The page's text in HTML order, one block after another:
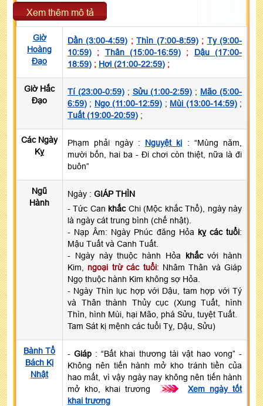
Xem thêm mô tả
Giờ
Hoàng
Đạo
Dần (3:00-4:59) ;Thìn (7:00-8:59); Tỵ (9:00-
10:59) ; Thân (15:00-16:59) ; Dậu (17:00-
18:59) ; Hợi (21:00-22:59) ;
Giờ Hắc
Đạo
Tí (23:00-0:59); Sửu (1:00-2:59) ; Mão (5:00-
6:59) ; Ngọ (11:00-12:59) ; Mùi (13:00-14:59);
Tuất (19:00-20:59) ;
Các Ngày
Kỵ
Phạm phải ngày : Nguyệt kị : “Mùng năm,
mười bốn, hai ba - Đi chơi còn thiệt, nữa là đi
buôn”
Ngũ
Hành
Ngày : GIÁP THÌN
- Tức Can khắcChi (Mộc khắc Thổ), ngày này
là ngày cát trung bình (chế nhật).
- Nạp Âm: Ngày Phúc đăng Hỏa kỵ các tuổi:
Mậu Tuất và Canh Tuất.
- Ngày này thuộc hành Hỏa khắcvới hành
Kim, ngoại trừ các tuổi: Nhâm Thân và Giáp
Ngọ thuộc hành Kim không sợ Hỏa.
- Ngày Thìn lục hợp với Dậu, tam hợp với Tý
và Thân thành Thủy cục (Xung Tuất, hình
Thìn, hình Mùi, hại Mão, phá Sửu, tuyệt Tuất.
Tam Sát kị mệnh các tuổi Tỵ, Dậu, Sửu)
Bành Tổ
Bách Kị
Nhật
-Giáp : “Bất khai thương tài vật hao vong” -
Không nên tiến hành mở kho tránh tiền của
hao mất, vì vậy ngày nay không nên tiến hành
mở kho, khai trương
>>>
Xem ngày tốt
khai trương